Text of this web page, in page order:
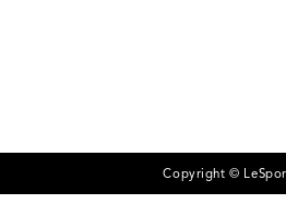
Copyright ©